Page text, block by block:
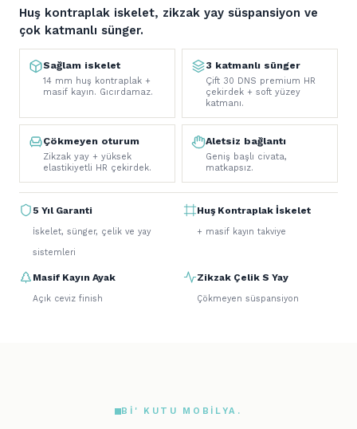
Huş kontraplak iskelet, zikzak yay süspansiyon ve
çok katmanlı sünger.
Sağlam iskelet
14 mm huş kontraplak +
masif kayın. Gıcırdamaz.
3 katmanlı sünger
Çift 30 DNS premium HR
çekirdek + soft yüzey
katmanı.
Çökmeyen oturum
Zikzak yay + yüksek
elastikiyetli HR çekirdek.
Aletsiz bağlantı
Geniş başlı civata,
matkapsız.
5 Yıl Garanti
İskelet, sünger, çelik ve yay
sistemleri
Huş Kontraplak İskelet
+ masif kayın takviye
Masif Kayın Ayak
Açık ceviz finish
Zikzak Çelik S Yay
Çökmeyen süspansiyon
BI' KUTU MOBILYA.